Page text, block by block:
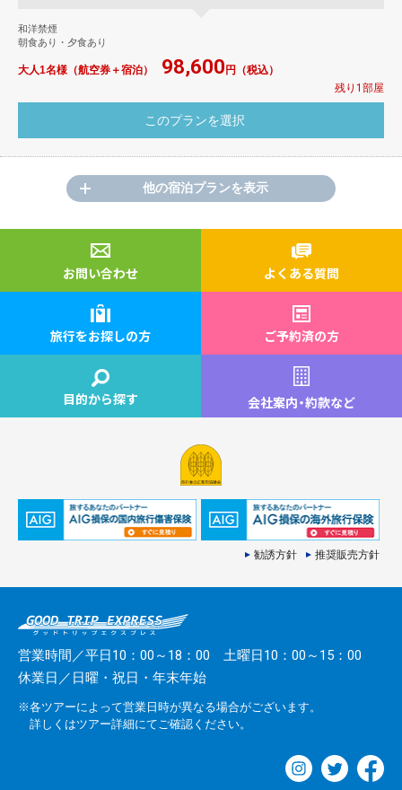
和洋禁煙
朝食あり・夕食あり
大人1名様（航空券＋宿泊） 98,600 円（税込）
残り1部屋
他の宿泊プランを表示
お問い合わせ よくある質問
旅行をお探しの方 ご予約済の方
目的から探す 会社案内・約款など
勧誘方針 推奨販売方針
営業時間／平日10：00～18：00 土曜日10：00～15：00
休業日／日曜・祝日・年末年始
※各ツアーによって営業日時が異なる場合がございます。
詳しくはツアー詳細にてご確認ください。